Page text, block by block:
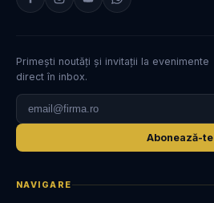
Primești noutăți și invitații la evenimente
direct în inbox.
Abonează-te
NAVIGARE